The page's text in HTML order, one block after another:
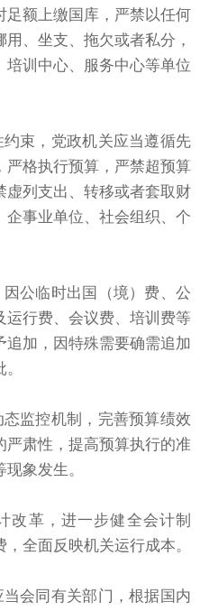
足额上缴国库，严禁以任何
、坐支、拖欠或者私分，
培训中心、服务中心等单位
束，党政机关应当遵循先
严格执行预算，严禁超预算
虚列支出、转移或者套取财
事业单位、社会组织、个
公临时出国（境）费、公
运行费、会议费、培训费等
加，因特殊需要确需追加
监控机制，完善预算绩效
严肃性，提高预算执行的准
象发生。
革，进一步健全会计制
全面反映机关运行成本。
会同有关部门，根据国内